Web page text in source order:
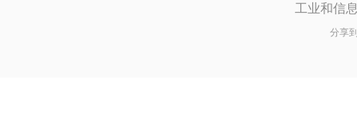
工业和信
分享